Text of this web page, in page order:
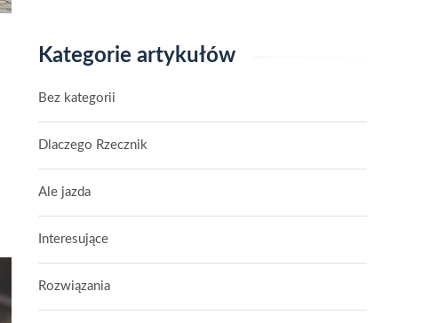
Kategorie artykułów
Bez kategorii
Dlaczego Rzecznik
Ale jazda
Interesujące
Rozwiązania